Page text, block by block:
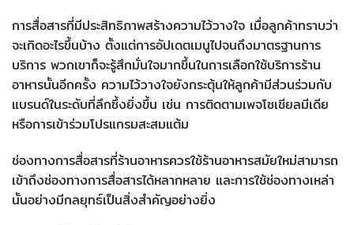
การสื่อสารที่มีประสิทธิภาพสร้างความไว้วางใจ เมื่อลูกค้าทราบว่า
จะเกิดอะไรขึ้นบ้าง ตั้งแต่การอัปเดตเมนูไปจนถึงมาตรฐานการ
บริการ พวกเขาก็จะรู้สึกมั่นใจมากขึ้นในการเลือกใช้บริการร้าน
อาหารนั้นอีกครั้ง ความไว้วางใจยังกระตุ้นให้ลูกค้ามีส่วนร่วมกับ
แบรนด์ในระดับที่ลึกซึ้งยิ่งขึ้น เช่น การติดตามเพจโซเชียลมีเดีย
หรือการเข้าร่วมโปรแกรมสะสมแต้ม
ช่องทางการสื่อสารที่ร้านอาหารควรใช้ร้านอาหารสมัยใหม่สามารถ
เข้าถึงช่องทางการสื่อสารได้หลากหลาย และการใช้ช่องทางเหล่า
นั้นอย่างมีกลยุทธ์เป็นสิ่งสำคัญอย่างยิ่ง